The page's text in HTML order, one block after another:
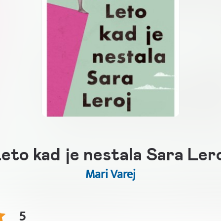
kad je nestala Sara
Mari Varej